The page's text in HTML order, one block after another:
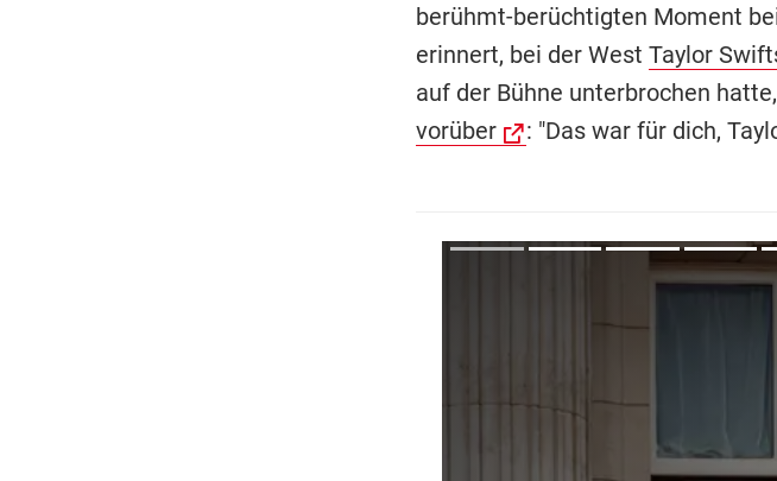
berühmt-berüchtigten Moment
erinnert, bei der West Taylor
auf der Bühne unterbrochen hatte,
vorüber
: "Das war für dich,